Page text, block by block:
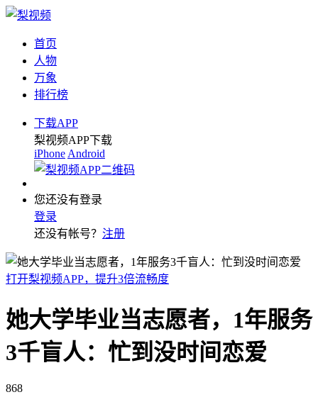
首页
人物
万象
排行榜
下载APP
梨视频APP下载
iPhone Android
您还没有登录
登录
还没有帐号？ 注册
打开梨视频APP，提升3倍流畅度
她大学毕业当志愿者，1年服务
3千盲人：忙到没时间恋爱
868